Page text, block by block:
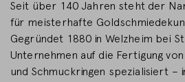
Seit über 140 Jahren steht der
für meisterhafte
Gegründet 1880 in Welzheim bei
Unternehmen auf die Fertigung
und Schmuckringen spezialisiert –